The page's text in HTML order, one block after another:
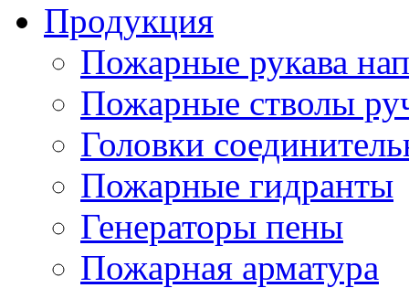
Продукция
Пожарные рукава
Пожарные стволы
Головки
Пожарные гидранты
Генераторы пены
Пожарная арматура